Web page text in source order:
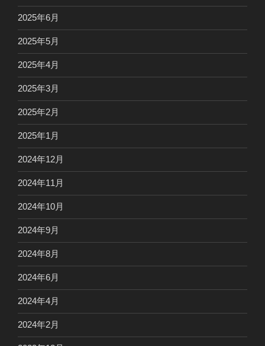
2025年6月
2025年5月
2025年4月
2025年3月
2025年2月
2025年1月
2024年12月
2024年11月
2024年10月
2024年9月
2024年8月
2024年6月
2024年4月
2024年2月